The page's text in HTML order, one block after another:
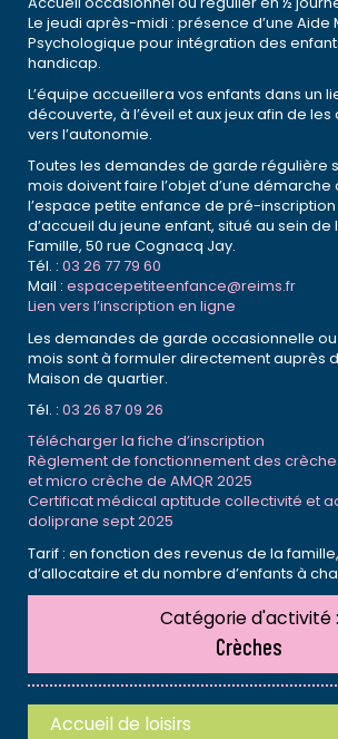
Le jeudi après-midi : présence d’une Aide
Psychologique pour intégration des
handicap.
L’équipe accueillera vos enfants dans un
découverte, à l’éveil et aux jeux afin de
vers l’autonomie.
Toutes les demandes de garde régulière
mois doivent faire l’objet d’une démarche
l’espace petite enfance de pré-
d’accueil du jeune enfant, situé au sein de
Famille, 50 rue Cognacq Jay.
Tél. : 03 26 77 79 60
Mail : espacepetiteenfance@reims.fr
Lien vers l’inscription en ligne
Les demandes de garde occasionnelle
mois sont à formuler directement auprès
Maison de quartier.
Tél. : 03 26 87 09 26
Télécharger la fiche d’inscription
Règlement de fonctionnement des
et micro crèche de AMQR 2025
Certificat médical aptitude collectivité et
doliprane sept 2025
Tarif : en fonction des revenus de la
d’allocataire et du nombre d’enfants à
Catégorie d'activité :
Crèches
Accueil de loisirs